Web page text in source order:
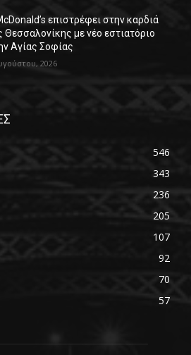
επιστρέφει στην καρδιά
Θεσσαλονίκης με νέο εστιατόριο
Αγίας Σοφίας
2026
546
343
236
205
107
92
70
57